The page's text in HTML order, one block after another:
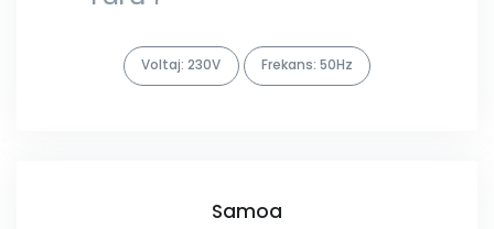
Voltaj: 230V Frekans: 50Hz
Samoa